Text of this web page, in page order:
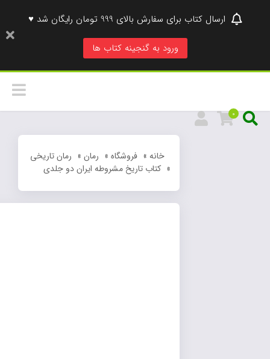
ارسال کتاب برای سفارش بالای 999 تومان رایگان شد ♥
ورود به گنجینه کتاب ها
فروشگاه » رمان» رمان تاریخی
کتاب تاریخ مشروطه ایران دو جلدی